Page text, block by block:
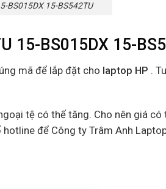
BS015DX 15-BS542TU
15-BS015DX 15-
mã để lắp đặt cho laptop HP .
tệ có thế tăng. Cho nên giá có
để Công ty Trâm Anh